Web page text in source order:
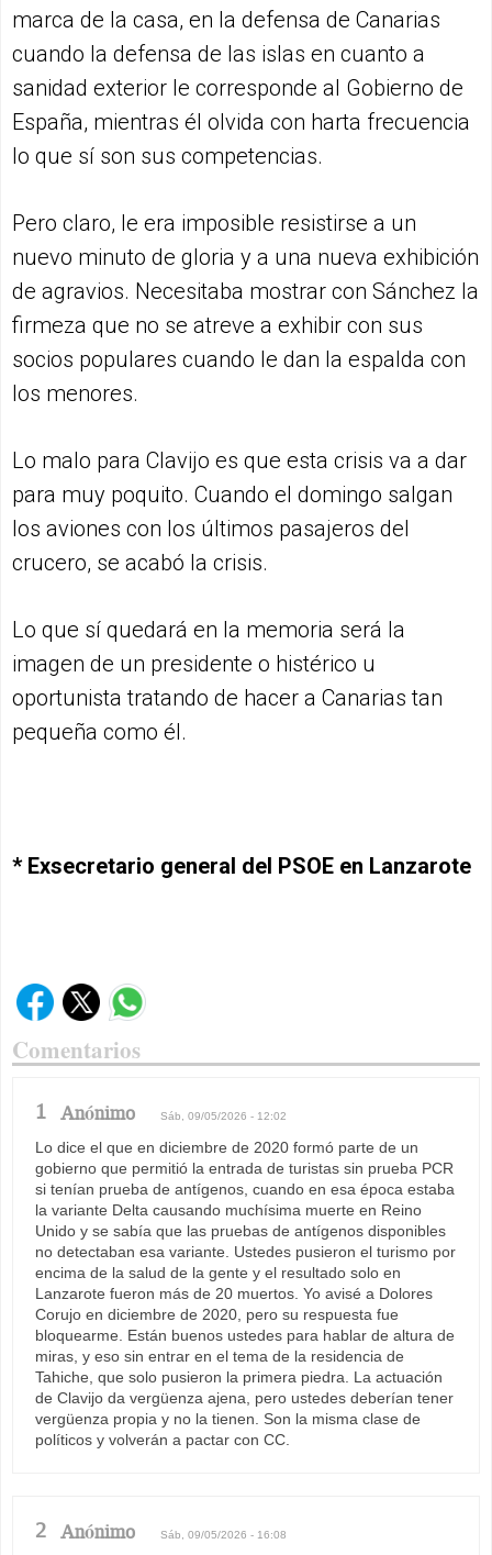
marca de la casa, en la defensa de Canarias
cuando la defensa de las islas en cuanto a
sanidad exterior le corresponde al Gobierno de
España, mientras él olvida con harta frecuencia
lo que sí son sus competencias.
Pero claro, le era imposible resistirse a un
nuevo minuto de gloria y a una nueva exhibición
de agravios. Necesitaba mostrar con Sánchez la
firmeza que no se atreve a exhibir con sus
socios populares cuando le dan la espalda con
los menores.
Lo malo para Clavijo es que esta crisis va a dar
para muy poquito. Cuando el domingo salgan
los aviones con los últimos pasajeros del
crucero, se acabó la crisis.
Lo que sí quedará en la memoria será la
imagen de un presidente o histérico u
oportunista tratando de hacer a Canarias tan
pequeña como él.
* Exsecretario general del PSOE en Lanzarote
Comentarios
1 Anónimo Sáb, 09/05/2026 - 12:02
Lo dice el que en diciembre de 2020 formó parte de un
gobierno que permitió la entrada de turistas sin prueba PCR
si tenían prueba de antígenos, cuando en esa época estaba
la variante Delta causando muchísima muerte en Reino
Unido y se sabía que las pruebas de antígenos disponibles
no detectaban esa variante. Ustedes pusieron el turismo por
encima de la salud de la gente y el resultado solo en
Lanzarote fueron más de 20 muertos. Yo avisé a Dolores
Corujo en diciembre de 2020, pero su respuesta fue
bloquearme. Están buenos ustedes para hablar de altura de
miras, y eso sin entrar en el tema de la residencia de
Tahiche, que solo pusieron la primera piedra. La actuación
de Clavijo da vergüenza ajena, pero ustedes deberían tener
vergüenza propia y no la tienen. Son la misma clase de
políticos y volverán a pactar con CC.
2 Anónimo Sáb, 09/05/2026 - 16:08